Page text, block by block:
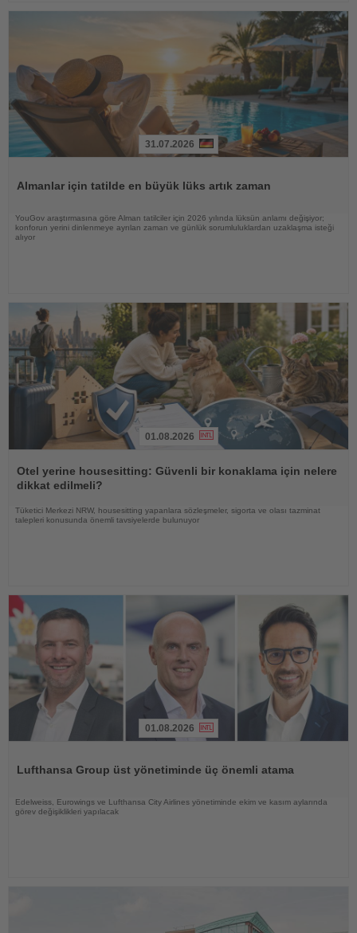
31.07.2026
Almanlar için tatilde en büyük lüks artık zaman
YouGov araştırmasına göre Alman tatilciler için 2026 yılında lüksün anlamı değişiyor;
konforun yerini dinlenmeye ayrılan zaman ve günlük sorumluluklardan uzaklaşma isteği
alıyor
Oku
01.08.2026
Otel yerine housesitting: Güvenli bir konaklama için nelere
dikkat edilmeli?
Tüketici Merkezi NRW, housesitting yapanlara sözleşmeler, sigorta ve olası tazminat
talepleri konusunda önemli tavsiyelerde bulunuyor
01.08.2026
Lufthansa Group üst yönetiminde üç önemli atama
Edelweiss, Eurowings ve Lufthansa City Airlines yönetiminde ekim ve kasım aylarında
görev değişiklikleri yapılacak